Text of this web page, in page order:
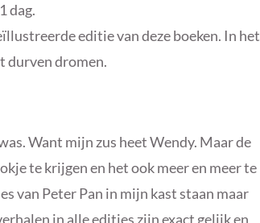
dag.
editie van deze boeken. In het
durven dromen.
Want mijn zus heet Wendy. Maar de
te krijgen en het ook meer en meer te
van Peter Pan in mijn kast staan maar
in alle edities zijn exact gelijk en